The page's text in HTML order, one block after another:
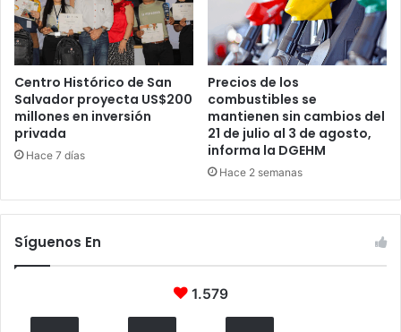
Centro Histórico de San
Salvador proyecta US$200
millones en inversión
privada
Hace 7 días
Precios de los
combustibles se
mantienen sin cambios del
21 de julio al 3 de agosto,
informa la DGEHM
Hace 2 semanas
Síguenos En
1.579